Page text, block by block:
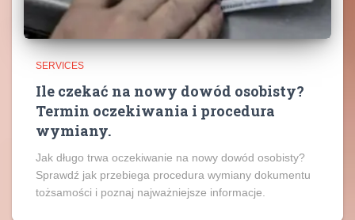
SERVICES
Ile czekać na nowy dowód osobisty?
Termin oczekiwania i procedura
wymiany.
Jak długo trwa oczekiwanie na nowy dowód osobisty?
Sprawdź jak przebiega procedura wymiany dokumentu
tożsamości i poznaj najważniejsze informacje.